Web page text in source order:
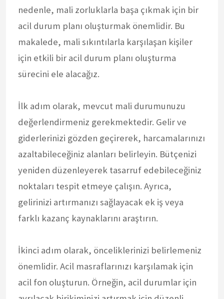
nedenle, mali zorluklarla başa çıkmak için bir
acil durum planı oluşturmak önemlidir. Bu
makalede, mali sıkıntılarla karşılaşan kişiler
için etkili bir acil durum planı oluşturma
sürecini ele alacağız.
İlk adım olarak, mevcut mali durumunuzu
değerlendirmeniz gerekmektedir. Gelir ve
giderlerinizi gözden geçirerek, harcamalarınızı
azaltabileceğiniz alanları belirleyin. Bütçenizi
yeniden düzenleyerek tasarruf edebileceğiniz
noktaları tespit etmeye çalışın. Ayrıca,
gelirinizi artırmanızı sağlayacak ek iş veya
farklı kazanç kaynaklarını araştırın.
İkinci adım olarak, önceliklerinizi belirlemeniz
önemlidir. Acil masraflarınızı karşılamak için
acil fon oluşturun. Örneğin, acil durumlar için